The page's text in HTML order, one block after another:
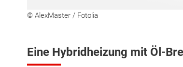
© AlexMaster / Fotolia
Eine Hybridheizung mit Öl-